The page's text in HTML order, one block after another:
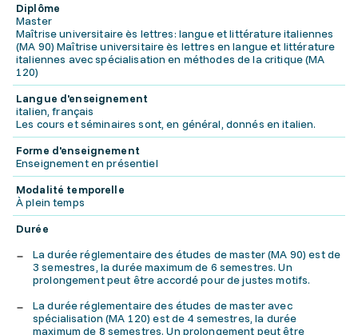
Diplôme
Master
Maîtrise universitaire ès lettres: langue et littérature italiennes
(MA 90) Maîtrise universitaire ès lettres en langue et littérature
italiennes avec spécialisation en méthodes de la critique (MA
120)
Langue d'enseignement
italien, français
Les cours et séminaires sont, en général, donnés en italien.
Forme d'enseignement
Enseignement en présentiel
Modalité temporelle
À plein temps
Durée
La durée réglementaire des études de master (MA 90) est de
3 semestres, la durée maximum de 6 semestres. Un
prolongement peut être accordé pour de justes motifs.
La durée réglementaire des études de master avec
spécialisation (MA 120) est de 4 semestres, la durée
maximum de 8 semestres. Un prolongement peut être